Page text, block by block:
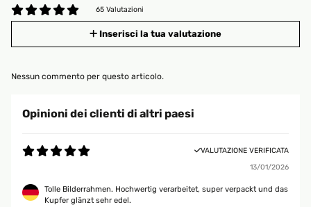
65 Valutazioni
Inserisci la tua valutazione
Nessun commento per questo articolo.
Opinioni dei clienti di altri paesi
VALUTAZIONE VERIFICATA
13/01/2026
Tolle Bilderrahmen. Hochwertig verarbeitet, super verpackt und das
Kupfer glänzt sehr edel.